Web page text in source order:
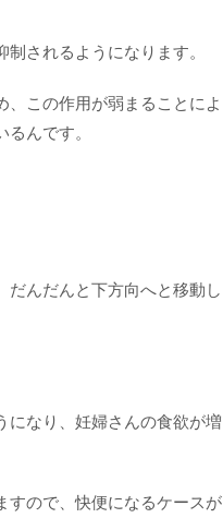
されるようになります。
この作用が弱まることによ
んです。
だんだんと下方向へと移動し
になり、妊婦さんの食欲が増
すので、快便になるケースが